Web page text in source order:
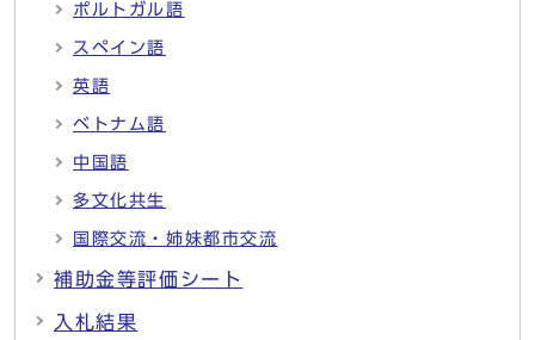
ポルトガル語
スペイン語
英語
ベトナム語
中国語
多文化共生
国際交流・姉妹都市交流
補助金等評価シート
入札結果